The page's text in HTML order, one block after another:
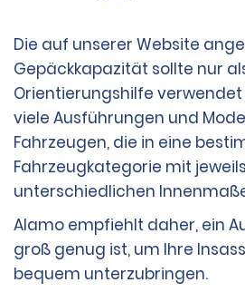
Die auf unserer Website
Gepäckkapazität sollte nur
Orientierungshilfe verwendet
viele Ausführungen und
Fahrzeugen, die in eine
Fahrzeugkategorie mit jeweils
unterschiedlichen
Alamo empfiehlt daher, ein
groß genug ist, um Ihre
bequem unterzubringen.